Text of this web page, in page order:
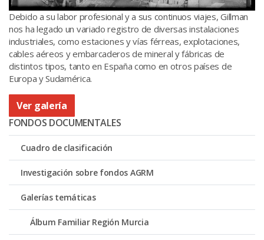
Debido a su labor profesional y a sus continuos viajes, Gillman
nos ha legado un variado registro de diversas instalaciones
industriales, como estaciones y vías férreas, explotaciones,
cables aéreos y embarcaderos de mineral y fábricas de
distintos tipos, tanto en España como en otros países de
Europa y Sudamérica.
Ver galería
FONDOS DOCUMENTALES
Cuadro de clasificación
Investigación sobre fondos AGRM
Galerías temáticas
Álbum Familiar Región Murcia